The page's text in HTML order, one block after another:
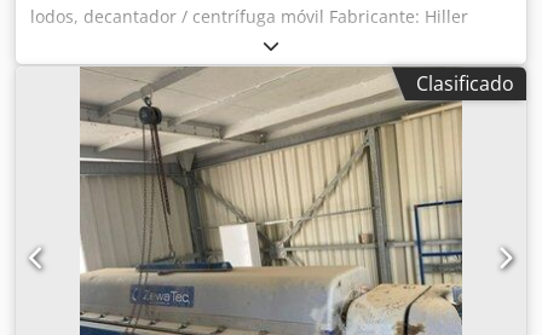
lodos, decantador / centrífuga móvil Fabricante: Hiller
Dsdpfx Aeppddyobpsck Modelo: Solid bowl screw
centrifuge Tipo: DP45-422 Número de máquina: H3480 Año
de construcción: 2006 Máximo permitido: Velocidad del
tambor 3800 I/min Diámetro interior: Tambor 450 mm
Material del tambor: H2/St52 Motor eléctrico: sí Otros: Caja
de intercambio de acero con fondo reforzado Accesorios:
bomba de entrada de lodos, bomba de aspiración de
floculante, bomba de salida de floculante Estación de
floculante Sistema de 2 cámaras para polímeros líquidos
con agitador , ajustable Mezclador de paletas de doble eje,
acero galvanizado Masa total : aprox. 3200 kg Compra y
alquiler : posible.
Clasificado